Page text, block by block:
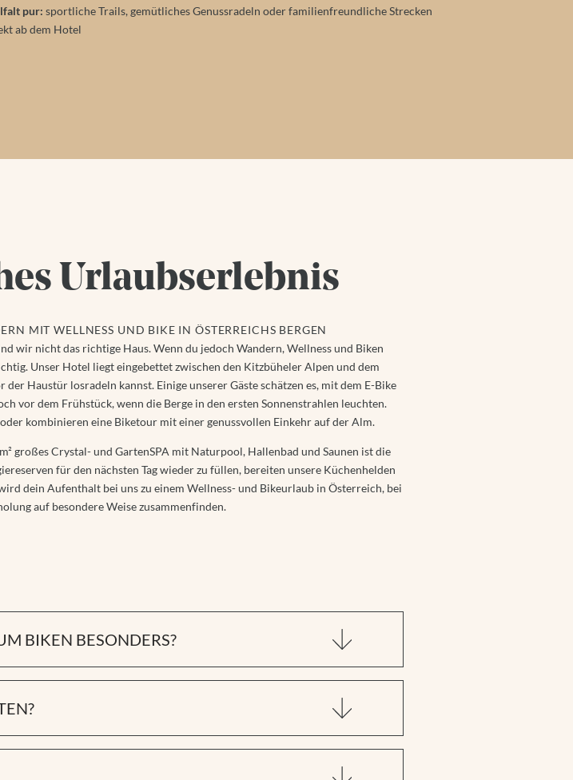
pur: sportliche Trails, gemütliches Genussradeln oder familienfreundliche Strecken
ab dem Hotel
MIT WELLNESS UND BIKE IN ÖSTERREICHS BERGEN
Urlaubserlebnis
wir nicht das richtige Haus. Wenn du jedoch Wandern, Wellness und Biken
Unser Hotel liegt eingebettet zwischen den Kitzbüheler Alpen und dem
Haustür losradeln kannst. Einige unserer Gäste schätzen es, mit dem E-Bike
vor dem Frühstück, wenn die Berge in den ersten Sonnenstrahlen leuchten.
kombinieren eine Biketour mit einer genussvollen Einkehr auf der Alm.
großes Crystal- und GartenSPA mit Naturpool, Hallenbad und Saunen ist die
für den nächsten Tag wieder zu füllen, bereiten unsere Küchenhelden
dein Aufenthalt bei uns zu einem Wellness- und Bikeurlaub in Österreich, bei
auf besondere Weise zusammenfinden.
BIKEN BESONDERS?